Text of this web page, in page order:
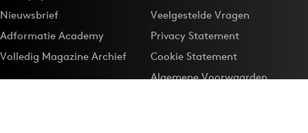
Nieuwsbrief
Adformatie Academy
Volledig Magazine Archief
Veelgestelde Vragen
Privacy Statement
Cookie Statement
Algemene Voorwaarden